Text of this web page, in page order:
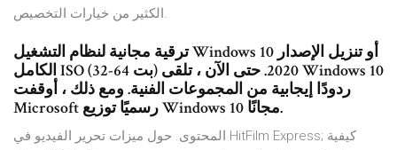
الكثير من خيارات التخصيص.
ترقية مجانية لنظام التشغيل Windows 10 أو تنزيل الإصدار
الكامل ISO (32-64 بت) 2020. حتى الآن ، تلقى Windows 10
ردودًا إيجابية من المجموعات الفنية. ومع ذلك ، أوقفت
Microsoft رسميًا توزيع Windows 10 مجانًا.
المحتوى. حول ميزات تحرير الفيديو في HitFilm Express; كيفية